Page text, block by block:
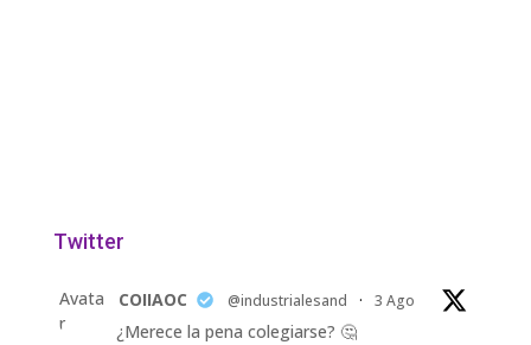
Twitter
Avata
r
COIIAOC @industrialesand · 3 Ago
¿Merece la pena colegiarse? 🤔